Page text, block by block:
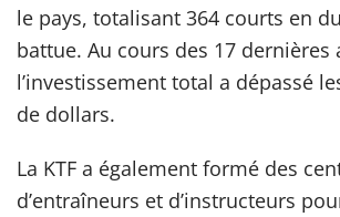
le pays, totalisant 364 courts en
battue. Au cours des 17 dernières
l’investissement total a dépassé
de dollars.
La KTF a également formé des
d’entraîneurs et d’instructeurs